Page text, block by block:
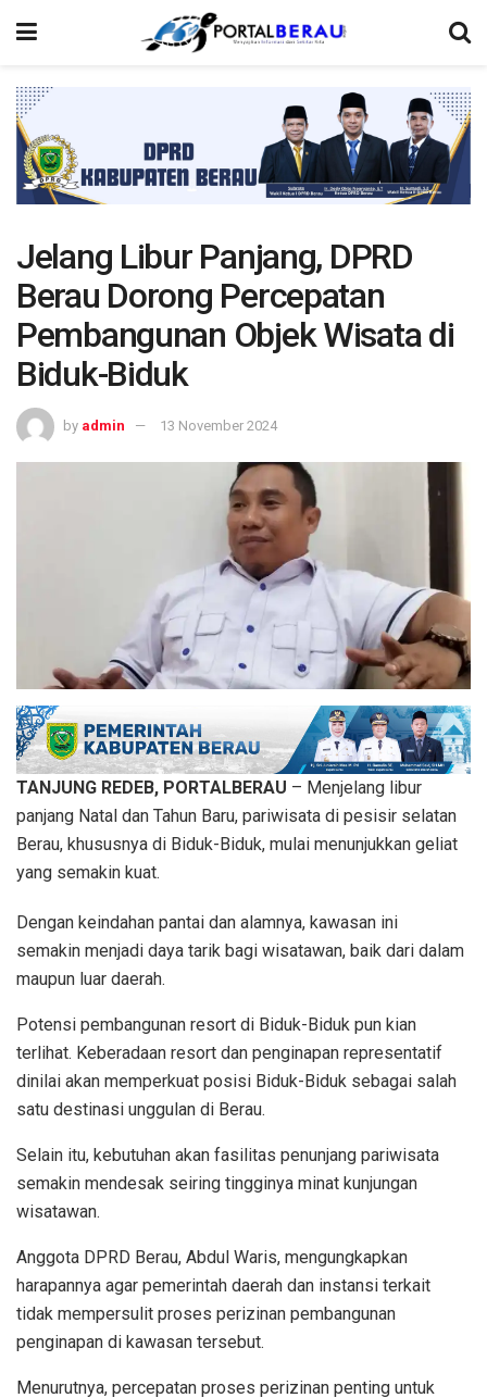
Jelang Libur Panjang, DPRD
Berau Dorong Percepatan
Pembangunan Objek Wisata di
Biduk-Biduk
by admin 13 November 2024
TANJUNG REDEB, PORTALBERAU – Menjelang libur
panjang Natal dan Tahun Baru, pariwisata di pesisir selatan
Berau, khususnya di Biduk-Biduk, mulai menunjukkan geliat
yang semakin kuat.
Dengan keindahan pantai dan alamnya, kawasan ini
semakin menjadi daya tarik bagi wisatawan, baik dari dalam
maupun luar daerah.
Potensi pembangunan resort di Biduk-Biduk pun kian
terlihat. Keberadaan resort dan penginapan representatif
dinilai akan memperkuat posisi Biduk-Biduk sebagai salah
satu destinasi unggulan di Berau.
Selain itu, kebutuhan akan fasilitas penunjang pariwisata
semakin mendesak seiring tingginya minat kunjungan
wisatawan.
Anggota DPRD Berau, Abdul Waris, mengungkapkan
harapannya agar pemerintah daerah dan instansi terkait
tidak mempersulit proses perizinan pembangunan
penginapan di kawasan tersebut.
Menurutnya, percepatan proses perizinan penting untuk